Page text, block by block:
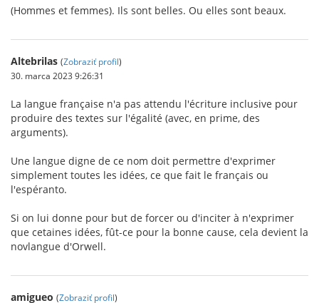
(Hommes et femmes). Ils sont belles. Ou elles sont beaux.
Altebrilas (Zobraziť profil)
30. marca 2023 9:26:31
La langue française n'a pas attendu l'écriture inclusive pour
produire des textes sur l'égalité (avec, en prime, des
arguments).
Une langue digne de ce nom doit permettre d'exprimer
simplement toutes les idées, ce que fait le français ou
l'espéranto.
Si on lui donne pour but de forcer ou d'inciter à n'exprimer
que cetaines idées, fût-ce pour la bonne cause, cela devient la
novlangue d'Orwell.
amigueo (Zobraziť profil)